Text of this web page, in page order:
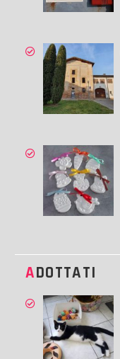
ADOTTATI